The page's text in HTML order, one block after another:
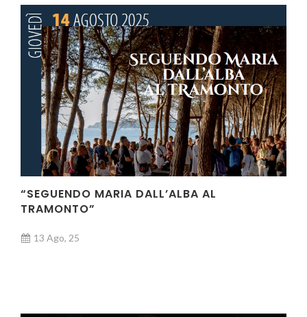
“SEGUENDO MARIA DALL’ALBA AL
TRAMONTO”
13 Ago, 25